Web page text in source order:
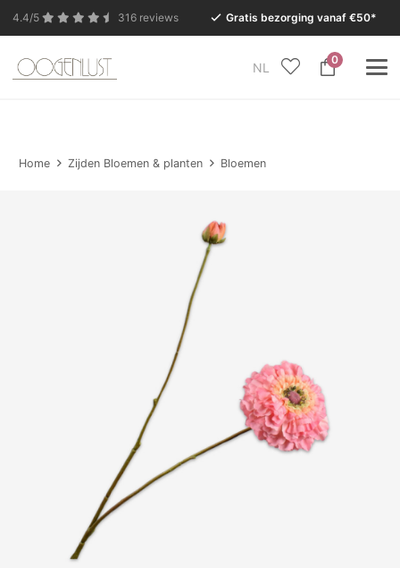
4.4/5 316 reviews Gratis bezorging vanaf €50*
NL
0
In verband met de zomervakantie is onze Conceptstore
Home Zijden Bloemen & planten Bloemen